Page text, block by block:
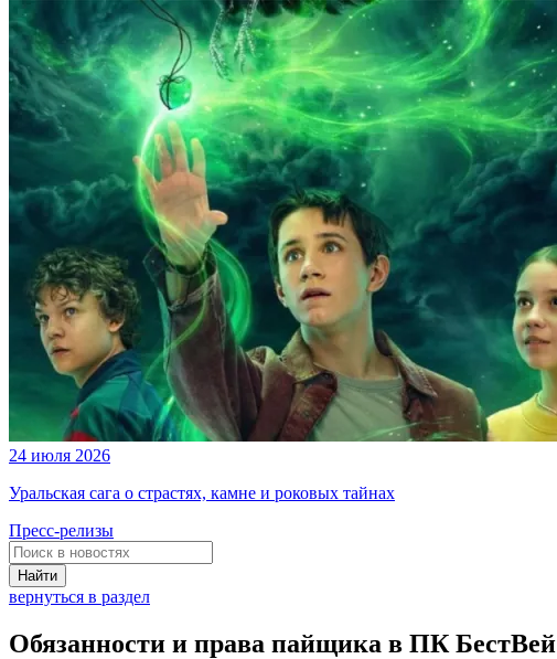
24 июля 2026
Уральская сага о страстях, камне и роковых тайнах
Пресс-релизы
Найти
вернуться в раздел
Обязанности и права пайщика в ПК БестВей